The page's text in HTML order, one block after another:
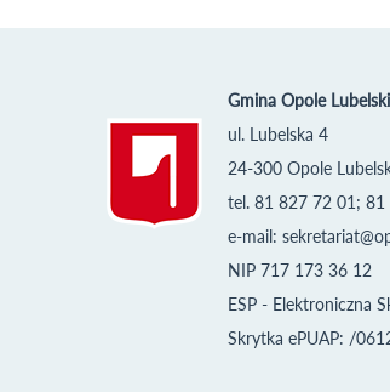
Gmina Opole
ul. Lubelska 4
24-300 Opole
tel. 81 827 72 01;
e-mail:
NIP 717 173 36 12
ESP - Elektroniczna
Skrytka ePUAP: /